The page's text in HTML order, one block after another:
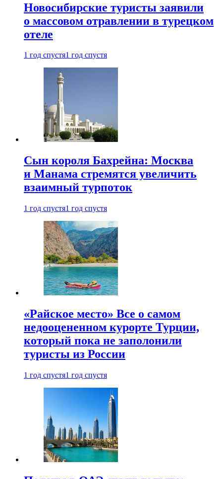
Новосибирские туристы заявили
о массовом отравлении в турецком
отеле
1 год спустя1 год спустя
Сын короля Бахрейна: Москва
и Манама стремятся увеличить
взаимный турпоток
1 год спустя1 год спустя
«Райское место» Все о самом
недооцененном курорте Турции,
который пока не заполонили
туристы из России
1 год спустя1 год спустя